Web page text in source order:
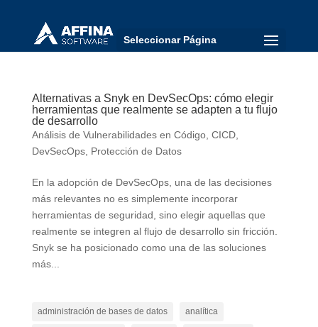
Seleccionar Página
Alternativas a Snyk en DevSecOps: cómo elegir
herramientas que realmente se adapten a tu flujo
de desarrollo
Análisis de Vulnerabilidades en Código, CICD,
DevSecOps, Protección de Datos
En la adopción de DevSecOps, una de las decisiones
más relevantes no es simplemente incorporar
herramientas de seguridad, sino elegir aquellas que
realmente se integren al flujo de desarrollo sin fricción.
Snyk se ha posicionado como una de las soluciones
más...
administración de bases de datos analítica